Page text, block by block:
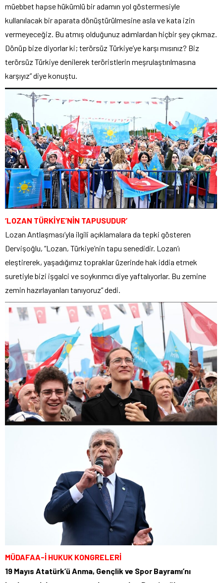
müebbet hapse hükümlü bir adamın yol göstermesiyle
kullanılacak bir aparata dönüştürülmesine asla ve kata izin
vermeyeceğiz. Bu atmış olduğunuz adımlardan hiçbir şey çıkmaz.
Dönüp bize diyorlar ki; terörsüz Türkiye’ye karşı mısınız? Biz
terörsüz Türkiye denilerek teröristlerin meşrulaştırılmasına
karşıyız” diye konuştu.
‘LOZAN TÜRKİYE’NİN TAPUSUDUR’
Lozan Antlaşması’yla ilgili açıklamalara da tepki gösteren
Dervişoğlu, “Lozan, Türkiye’nin tapu senedidir. Lozan’ı
eleştirerek, yaşadığımız topraklar üzerinde hak iddia etmek
suretiyle bizi işgalci ve soykırımcı diye yaftalıyorlar. Bu zemine
zemin hazırlayanları tanıyoruz” dedi.
MÜDAFAA-İ HUKUK KONGRELERİ
19 Mayıs Atatürk’ü Anma, Gençlik ve Spor Bayramı’nı